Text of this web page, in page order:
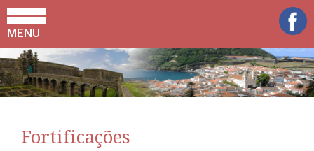
MENU
Fortificações